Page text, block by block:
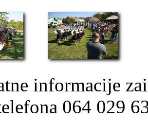
informacije
064 029